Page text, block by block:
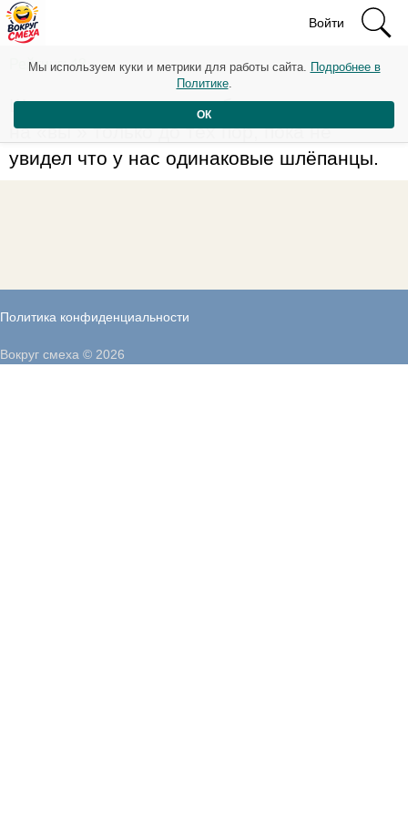
Войти
Рейтинг: 48
Шашлычник на пляже обращался ко мне
на «вы » только до тех пор, пока не
увидел что у нас одинаковые шлёпанцы.
Политика конфиденциальности
Мы используем куки и метрики для работы сайта. Подробнее в
Политике.
ОК
Вокруг смеха © 2026